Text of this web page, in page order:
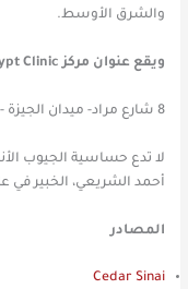
والشرق الأوسط.
ويقع عنوان مركز Egypt Clinic في:
8 شارع مراد- ميدان الجيزة -برج جاد – الدور 11.
لا تدع حساسية الجيوب
أحمد الشريعي، الخبير في
المصادر
Cedar Sinai